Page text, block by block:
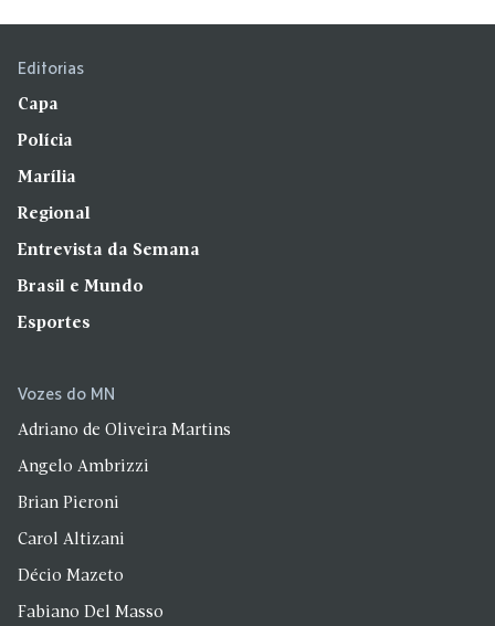
Editorias
Capa
Polícia
Marília
Regional
Entrevista da Semana
Brasil e Mundo
Esportes
Vozes do MN
Adriano de Oliveira Martins
Angelo Ambrizzi
Brian Pieroni
Carol Altizani
Décio Mazeto
Fabiano Del Masso